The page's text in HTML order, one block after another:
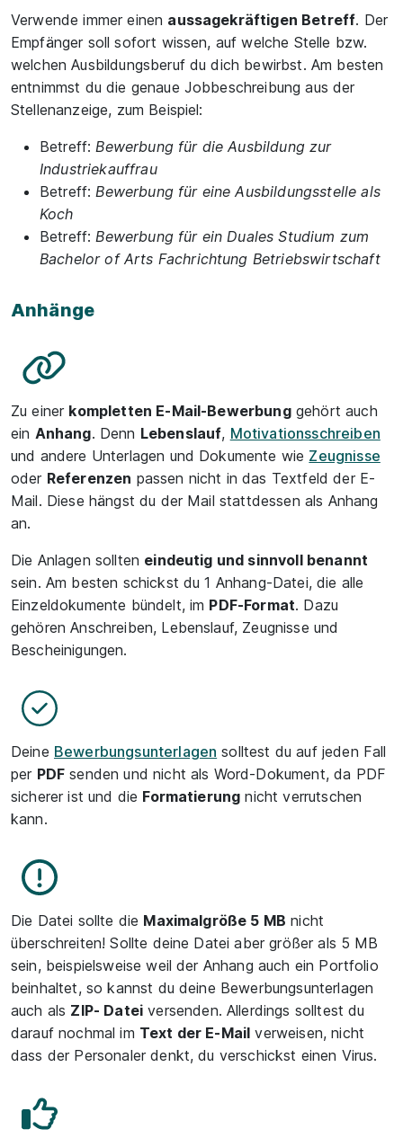
Verwende immer einen aussagekräftigen Betreff. Der
Empfänger soll sofort wissen, auf welche Stelle bzw.
welchen Ausbildungsberuf du dich bewirbst. Am besten
entnimmst du die genaue Jobbeschreibung aus der
Stellenanzeige, zum Beispiel:
Betreff:Bewerbung für die Ausbildung zur
Industriekauffrau
Betreff:Bewerbung für eine Ausbildungsstelle als
Koch
Betreff:Bewerbung für ein Duales Studium zum
Bachelor of Arts Fachrichtung Betriebswirtschaft
Anhänge
Zu einer kompletten E-Mail-Bewerbunggehört auch
ein Anhang. Denn Lebenslauf, Motivationsschreiben
und andere Unterlagen und Dokumente wie Zeugnisse
oder Referenzen passen nicht in das Textfeld der E-
Mail. Diese hängst du der Mail stattdessen als Anhang
an.
Die Anlagen sollten eindeutig und sinnvoll benannt
sein. Am besten schickst du 1 Anhang-Datei, die alle
Einzeldokumente bündelt, im PDF-Format. Dazu
gehören Anschreiben, Lebenslauf, Zeugnisse und
Bescheinigungen.
Deine Bewerbungsunterlagen solltest du auf jeden Fall
per PDF senden und nicht als Word-Dokument, da PDF
sicherer ist und die Formatierung nicht verrutschen
kann.
Die Datei sollte die Maximalgröße 5 MB nicht
überschreiten! Sollte deine Datei aber größer als 5 MB
sein, beispielsweise weil der Anhang auch ein Portfolio
beinhaltet, so kannst du deine Bewerbungsunterlagen
auch als ZIP- Datei versenden. Allerdings solltest du
darauf nochmal im Text der E-Mail verweisen, nicht
dass der Personaler denkt, du verschickst einen Virus.